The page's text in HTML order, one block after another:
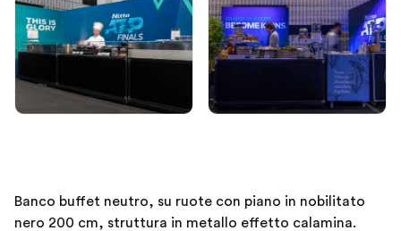
Banco buffet neutro, su ruote con piano in nobilitato
nero 200 cm, struttura in metallo effetto calamina.